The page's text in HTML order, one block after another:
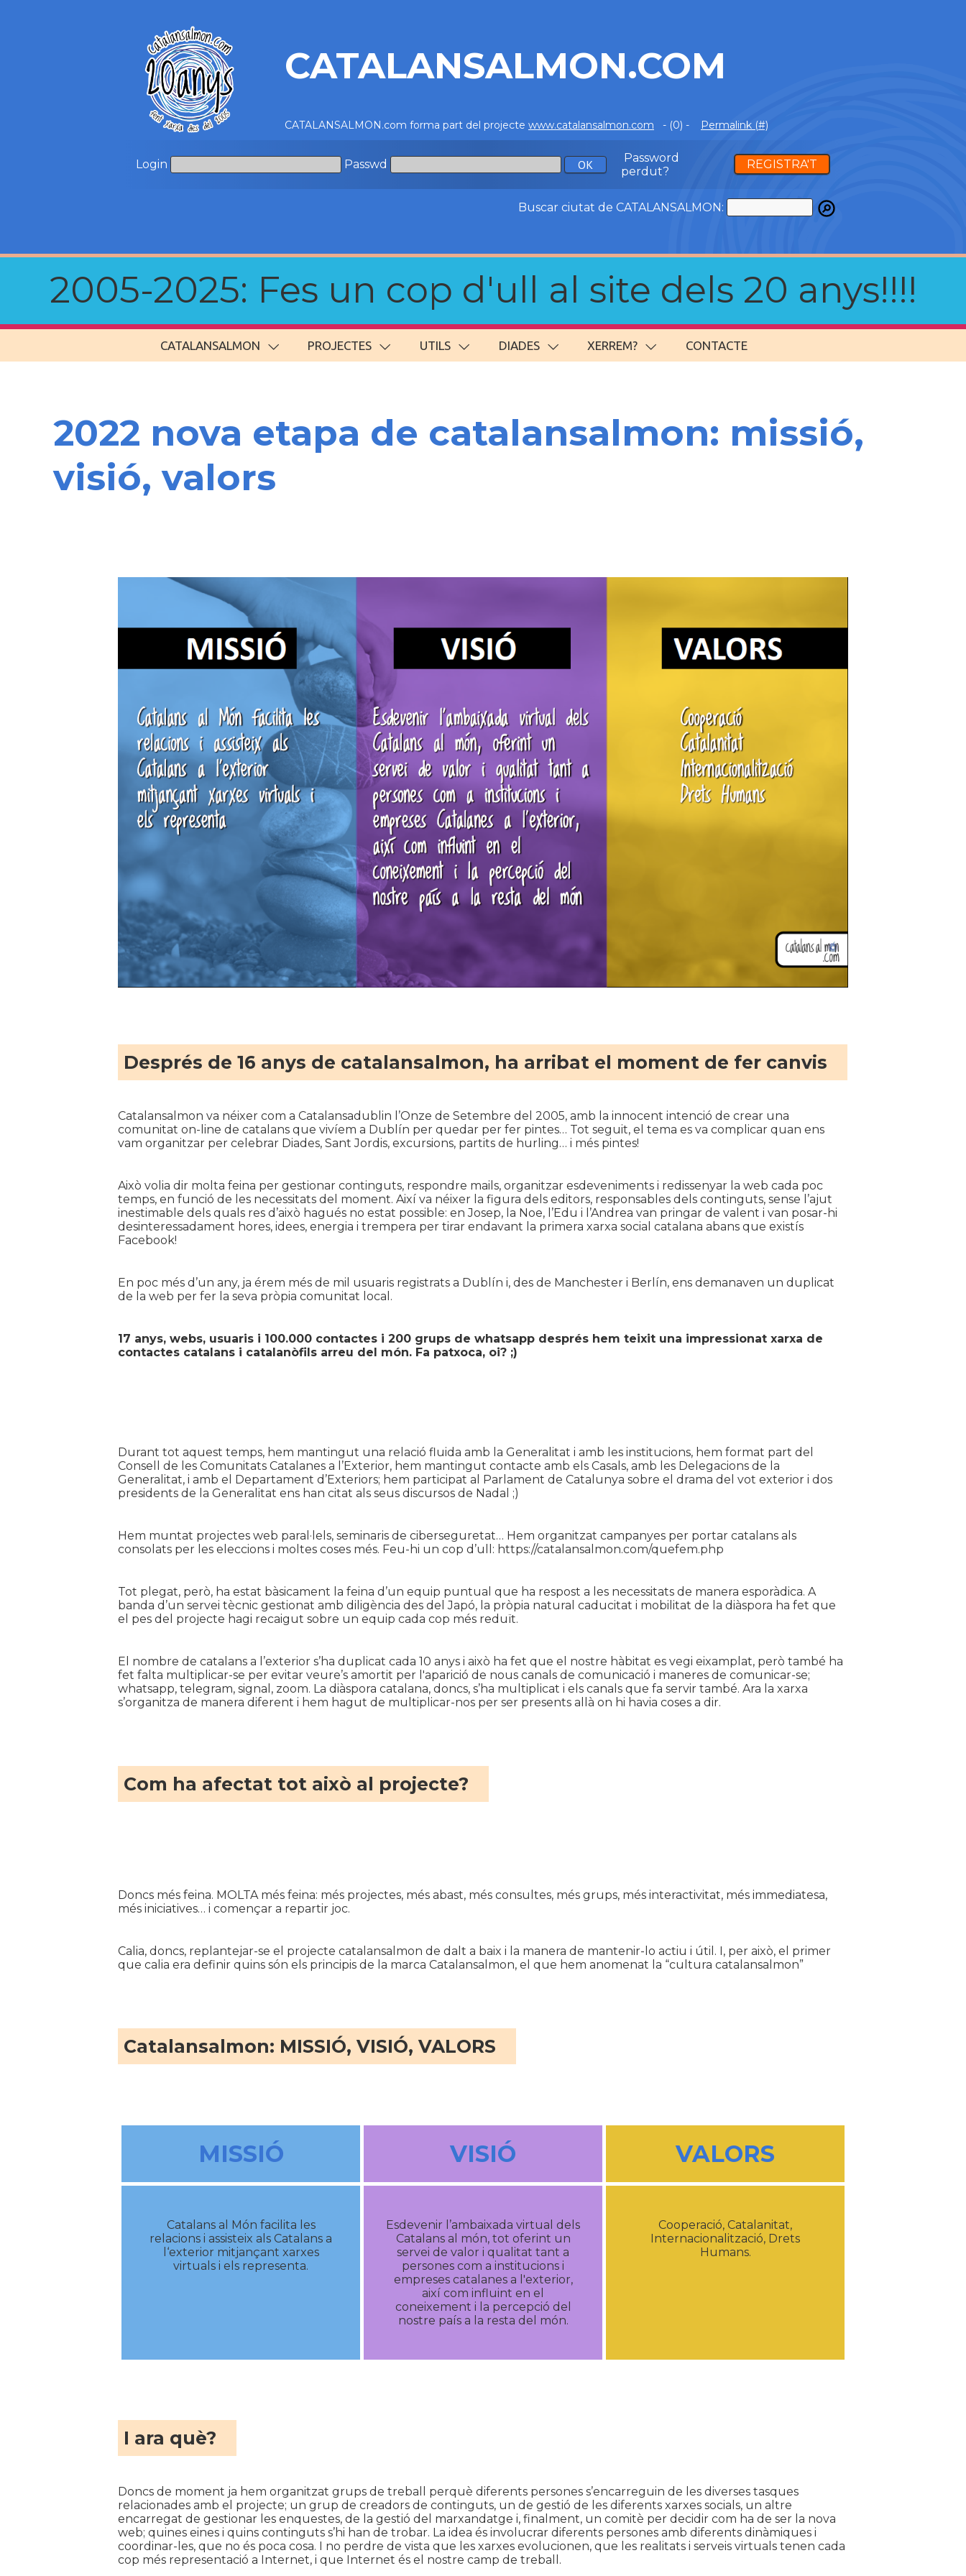
CATALANSALMON.COM
CATALANSALMON.com forma part del projecte www.catalansalmon.com - (0) - Permalink (#)
Login Passwd
Password
perdut?
REGISTRA'T
Buscar ciutat de CATALANSALMON:
2005-2025: Fes un cop d'ull al site dels 20 anys!!!!
CATALANSALMON PROJECTES UTILS DIADES XERREM? CONTACTE
2022 nova etapa de catalansalmon: missió,
visió, valors
Després de 16 anys de catalansalmon, ha arribat el moment de fer canvis
Catalansalmon va néixer com a Catalansadublin l’Onze de Setembre del 2005, amb la innocent intenció de crear una
comunitat on-line de catalans que vivíem a Dublín per quedar per fer pintes… Tot seguit, el tema es va complicar quan ens
vam organitzar per celebrar Diades, Sant Jordis, excursions, partits de hurling… i més pintes!
Això volia dir molta feina per gestionar continguts, respondre mails, organitzar esdeveniments i redissenyar la web cada poc
temps, en funció de les necessitats del moment. Així va néixer la figura dels editors, responsables dels continguts, sense l’ajut
inestimable dels quals res d’això hagués no estat possible: en Josep, la Noe, l’Edu i l’Andrea van pringar de valent i van posar-hi
desinteressadament hores, idees, energia i trempera per tirar endavant la primera xarxa social catalana abans que existís
Facebook!
En poc més d’un any, ja érem més de mil usuaris registrats a Dublín i, des de Manchester i Berlín, ens demanaven un duplicat
de la web per fer la seva pròpia comunitat local.
17 anys, webs, usuaris i 100.000 contactes i 200 grups de whatsapp després hem teixit una impressionat xarxa de
contactes catalans i catalanòfils arreu del món. Fa patxoca, oi? ;)
Durant tot aquest temps, hem mantingut una relació fluida amb la Generalitat i amb les institucions, hem format part del
Consell de les Comunitats Catalanes a l’Exterior, hem mantingut contacte amb els Casals, amb les Delegacions de la
Generalitat, i amb el Departament d’Exteriors; hem participat al Parlament de Catalunya sobre el drama del vot exterior i dos
presidents de la Generalitat ens han citat als seus discursos de Nadal ;)
Hem muntat projectes web paral·lels, seminaris de ciberseguretat… Hem organitzat campanyes per portar catalans als
consolats per les eleccions i moltes coses més. Feu-hi un cop d’ull: https://catalansalmon.com/quefem.php
Tot plegat, però, ha estat bàsicament la feina d’un equip puntual que ha respost a les necessitats de manera esporàdica. A
banda d’un servei tècnic gestionat amb diligència des del Japó, la pròpia natural caducitat i mobilitat de la diàspora ha fet que
el pes del projecte hagi recaigut sobre un equip cada cop més reduït.
El nombre de catalans a l’exterior s’ha duplicat cada 10 anys i això ha fet que el nostre hàbitat es vegi eixamplat, però també ha
fet falta multiplicar-se per evitar veure’s amortit per l'aparició de nous canals de comunicació i maneres de comunicar-se;
whatsapp, telegram, signal, zoom. La diàspora catalana, doncs, s’ha multiplicat i els canals que fa servir també. Ara la xarxa
s’organitza de manera diferent i hem hagut de multiplicar-nos per ser presents allà on hi havia coses a dir.
Com ha afectat tot això al projecte?
Doncs més feina. MOLTA més feina: més projectes, més abast, més consultes, més grups, més interactivitat, més immediatesa,
més iniciatives… i començar a repartir joc.
Calia, doncs, replantejar-se el projecte catalansalmon de dalt a baix i la manera de mantenir-lo actiu i útil. I, per això, el primer
que calia era definir quins són els principis de la marca Catalansalmon, el que hem anomenat la “cultura catalansalmon”
Catalansalmon: MISSIÓ, VISIÓ, VALORS
MISSIÓ VISIÓ VALORS
Catalans al Món facilita les
relacions i assisteix als Catalans a
l‘exterior mitjançant xarxes
virtuals i els representa.
Esdevenir l’ambaixada virtual dels
Catalans al món, tot oferint un
servei de valor i qualitat tant a
persones com a institucions i
empreses catalanes a l'exterior,
així com influint en el
coneixement i la percepció del
nostre país a la resta del món.
Cooperació, Catalanitat,
Internacionalització, Drets
Humans.
I ara què?
Doncs de moment ja hem organitzat grups de treball perquè diferents persones s’encarreguin de les diverses tasques
relacionades amb el projecte; un grup de creadors de continguts, un de gestió de les diferents xarxes socials, un altre
encarregat de gestionar les enquestes, de la gestió del marxandatge i, finalment, un comitè per decidir com ha de ser la nova
web; quines eines i quins continguts s’hi han de trobar. La idea és involucrar diferents persones amb diferents dinàmiques i
coordinar-les, que no és poca cosa. I no perdre de vista que les xarxes evolucionen, que les realitats i serveis virtuals tenen cada
cop més representació a Internet, i que Internet és el nostre camp de treball.